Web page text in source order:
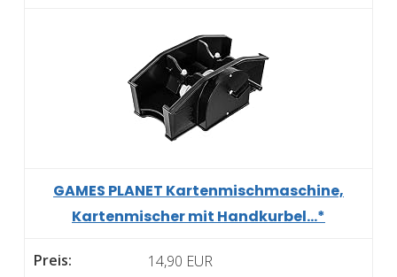
GAMES PLANET Kartenmischmaschine,
Kartenmischer mit Handkurbel...*
14,90 EUR